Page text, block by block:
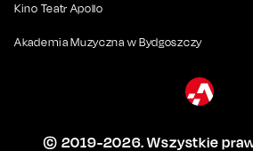
Kino Teatr Apollo
Akademia Muzyczna w Bydgoszczy
© 2019-2026. Wszystkie